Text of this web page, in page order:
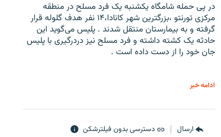
در پی حمله شامگاه یکشنبه یک فرد مسلح در منطقه
مرکزی تورنتو ،‌بزرگترین شهر کانادا،۱۴ نفر هدف گلوله قرار
گرفته و به بیمارستان منتقل شدند . پلیس می‌گوید این
حادثه یک کشته داشته و فرد مسلح نیز دردرگیری با پلیس
جان خود را از دست داده است .
ادامه خبر
ارسال دسترسی بدون فیلترشکن